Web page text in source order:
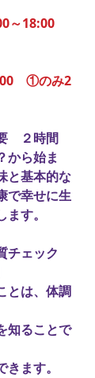
～18:00
　①のみ2
　２時間
から始ま
と基本的な
で幸せに生
す。
チェック
とは、体調
知ることで
ます。